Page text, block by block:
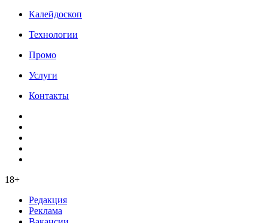
Калейдоскоп
Технологии
Промо
Услуги
Контакты
18+
Редакция
Реклама